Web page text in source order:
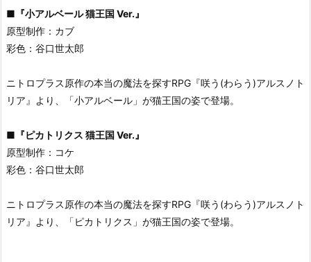
■ 『小アルベール 猫王国 Ver.』
原型制作：カブ
彩色：谷口世太郎
ニトロプラス原作の本当の魔法を探すRPG『咲う(わらう)アルスノト
リア』より、「小アルベール」が猫王国の姿で登場。
■ 『ピカトリクス 猫王国 Ver.』
原型制作：コケ
彩色：谷口世太郎
ニトロプラス原作の本当の魔法を探すRPG『咲う(わらう)アルスノト
リア』より、「ピカトリクス」が猫王国の姿で登場。